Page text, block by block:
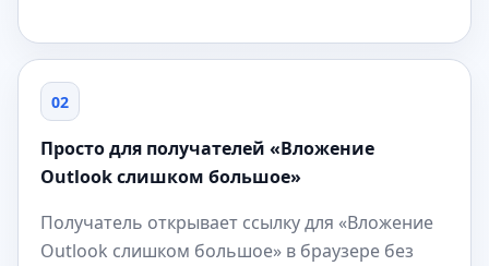
02
Просто для получателей «Вложение
Outlook слишком большое»
Получатель открывает ссылку для «Вложение
Outlook слишком большое» в браузере без